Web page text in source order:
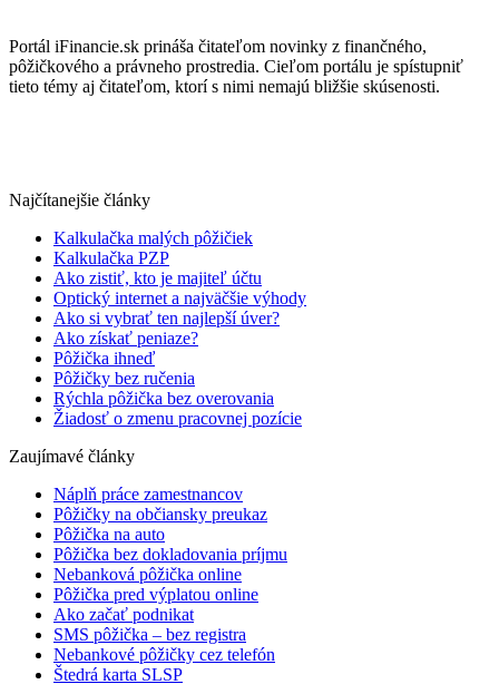
Portál iFinancie.sk prináša čitateľom novinky z finančného,
pôžičkového a právneho prostredia. Cieľom portálu je spístupniť
tieto témy aj čitateľom, ktorí s nimi nemajú bližšie skúsenosti.
Najčítanejšie články
Kalkulačka malých pôžičiek
Kalkulačka PZP
Ako zistiť, kto je majiteľ účtu
Optický internet a najväčšie výhody
Ako si vybrať ten najlepší úver?
Ako získať peniaze?
Pôžička ihneď
Pôžičky bez ručenia
Rýchla pôžička bez overovania
Žiadosť o zmenu pracovnej pozície
Zaujímavé články
Náplň práce zamestnancov
Pôžičky na občiansky preukaz
Pôžička na auto
Pôžička bez dokladovania príjmu
Nebanková pôžička online
Pôžička pred výplatou online
Ako začať podnikat
SMS pôžička – bez registra
Nebankové pôžičky cez telefón
Štedrá karta SLSP